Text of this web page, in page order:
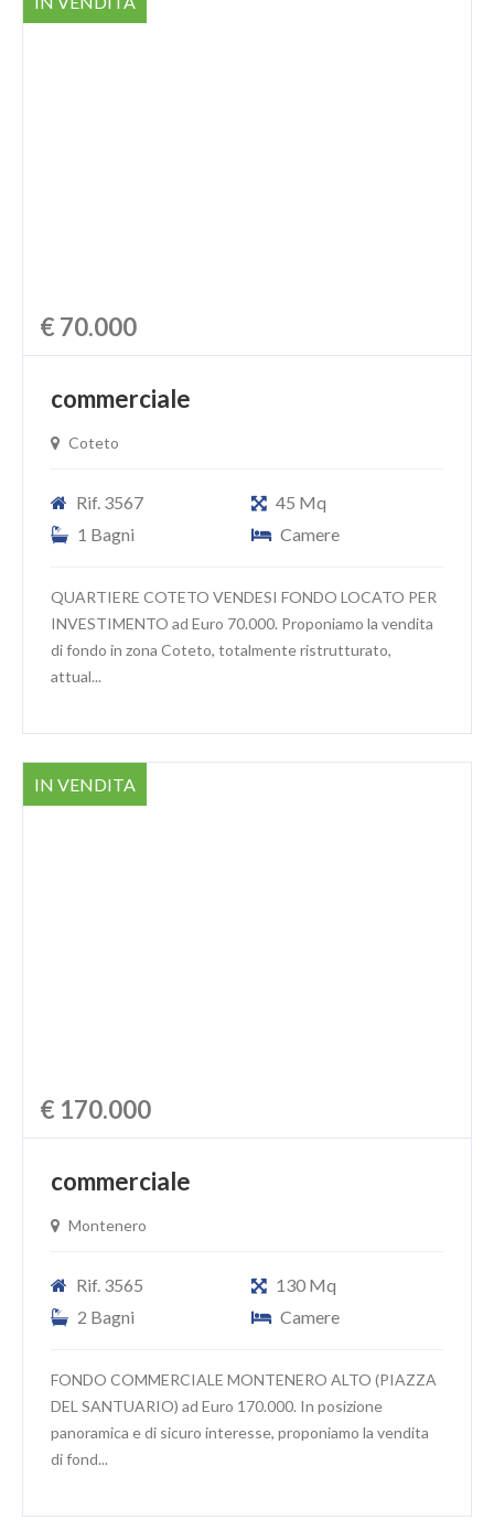
€ 70.000
commerciale
Coteto
Rif. 3567
45 Mq
1 Bagni
Camere
QUARTIERE COTETO VENDESI FONDO LOCATO PER
INVESTIMENTO ad Euro 70.000. Proponiamo la vendita
di fondo in zona Coteto, totalmente ristrutturato,
attual...
IN VENDITA
€ 170.000
commerciale
Montenero
Rif. 3565
130 Mq
2 Bagni
Camere
FONDO COMMERCIALE MONTENERO ALTO (PIAZZA
DEL SANTUARIO) ad Euro 170.000. In posizione
panoramica e di sicuro interesse, proponiamo la vendita
di fond...